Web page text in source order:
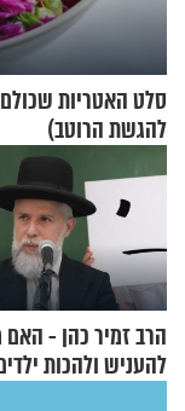
סלט האטריות
להגשת הרוטב)
הרב זמיר כהן - האם
להעניש ולהכות